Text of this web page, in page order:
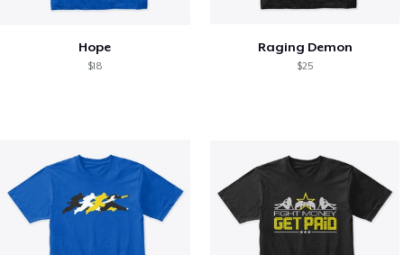
Hope
$18
Raging Demon
$25